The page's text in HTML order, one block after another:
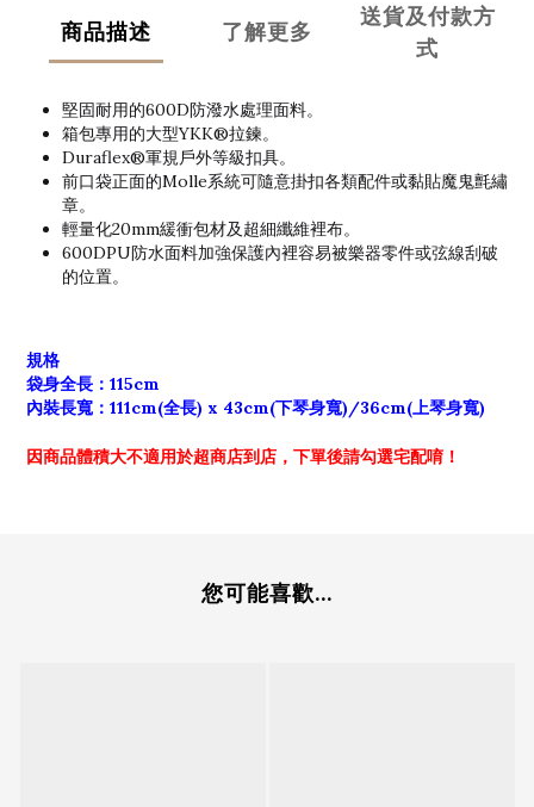
商品描述 了解更多
送貨及付款方
式
堅固耐用的600D防潑水處理面料。
箱包專用的大型YKK®拉鍊。
Duraflex®軍規戶外等級扣具。
前口袋正面的Molle系統可隨意掛扣各類配件或黏貼魔鬼氈繡
章。
輕量化20mm緩衝包材及超細纖維裡布。
600DPU防水面料加強保護內裡容易被樂器零件或弦線刮破
的位置。
規格
袋身全長：115cm
內裝長寬：111cm(全長) x 43cm(下琴身寬)/36cm(上琴身寬)
因商品體積大不適用於超商店到店， 下單後請勾選宅配唷！
您可能喜歡...